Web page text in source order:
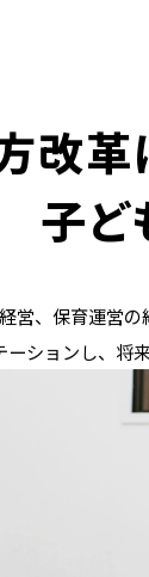
改革
子ど
営、保育運営
ションし、将